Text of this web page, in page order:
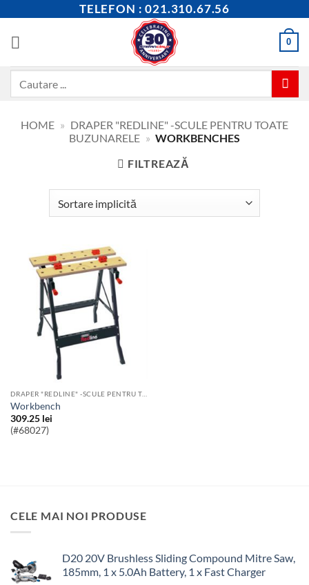
content
TELEFON : 021.310.67.56
0
HOME » DRAPER "REDLINE" -SCULE PENTRU TOATE
BUZUNARELE » WORKBENCHES
FILTREAZĂ
workbench
309.25 lei
(#68027)
CELE MAI NOI PRODUSE
D20 20V Brushless Sliding Compound Mitre Saw,
185mm, 1 x 5.0Ah Battery, 1 x Fast Charger